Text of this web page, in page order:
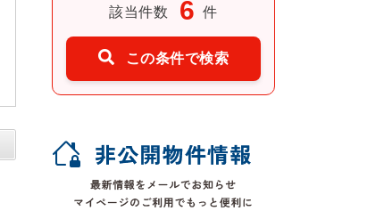
該当件数 6 件
この条件で検索